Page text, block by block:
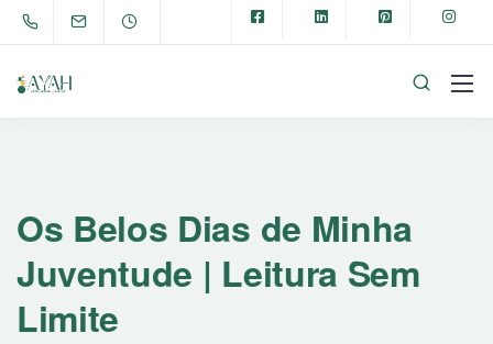
Os Belos Dias de Minha
Juventude | Leitura Sem
Limite